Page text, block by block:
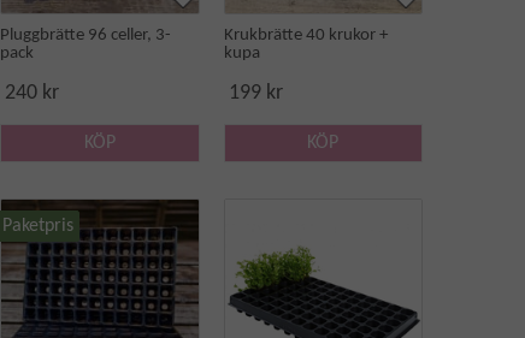
Pluggbrätte 96 celler, 3-
pack
240 kr
KÖP
Krukbrätte 40 krukor +
kupa
199 kr
KÖP
Paketpris